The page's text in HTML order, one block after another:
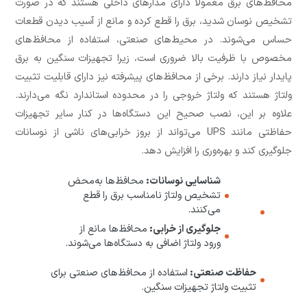
محافظ‌های برق معمولاً دارای مدارهای داخلی هستند که در صورت
تشخیص نوسان شدید، برق را قطع کرده و مانع از آسیب دیدن قطعات
حساس می‌شوند. در محیط‌های صنعتی، استفاده از محافظ‌های
مخصوص با ظرفیت بالا ضروری است، زیرا تجهیزات سنگین به برق
پایدار نیاز دارند. برخی از محافظ‌های پیشرفته نیز دارای قابلیت تثبیت
ولتاژ هستند که ولتاژ خروجی را در محدوده استاندارد نگه می‌دارند.
علاوه بر این، نصب صحیح این دستگاه‌ها در کنار سایر تجهیزات
حفاظتی مانند UPS می‌تواند از بروز خرابی‌های ناشی از نوسانات
جلوگیری کند و بهره‌وری را افزایش دهد.
شناسایی نوسانات: محافظ‌ها به‌محض
تشخیص ولتاژ نامناسب برق را قطع
می‌کنند.
جلوگیری از خرابی: محافظ‌ها مانع از
ورود ولتاژ اضافی به دستگاه‌ها می‌شوند.
حفاظت صنعتی: استفاده از محافظ‌های صنعتی برای
تثبیت ولتاژ تجهیزات سنگین.